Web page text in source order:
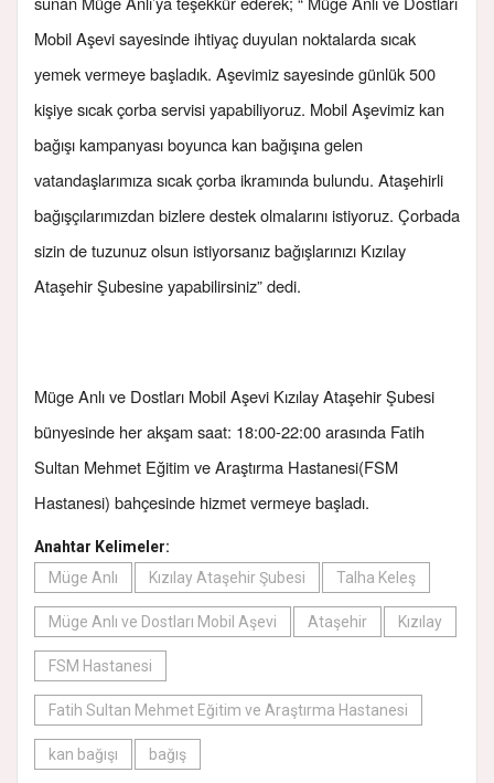
Mobil Aşevi sayesinde ihtiyaç duyulan noktalarda sıcak
yemek vermeye başladık. Aşevimiz sayesinde günlük 500
kişiye sıcak çorba servisi yapabiliyoruz. Mobil Aşevimiz kan
bağışı kampanyası boyunca kan bağışına gelen
vatandaşlarımıza sıcak çorba ikramında bulundu. Ataşehirli
bağışçılarımızdan bizlere destek olmalarını istiyoruz. Çorbada
sizin de tuzunuz olsun istiyorsanız bağışlarınızı Kızılay
Ataşehir Şubesine yapabilirsiniz” dedi.
Müge Anlı ve Dostları Mobil Aşevi Kızılay Ataşehir Şubesi
bünyesinde her akşam saat: 18:00-22:00 arasında Fatih
Sultan Mehmet Eğitim ve Araştırma Hastanesi(FSM
Hastanesi) bahçesinde hizmet vermeye başladı.
Anahtar Kelimeler:
Müge Anlı
Kızılay Ataşehir Şubesi Talha Keleş
Müge Anlı ve Dostları Mobil Aşevi Ataşehir Kızılay
FSM Hastanesi
Fatih Sultan Mehmet Eğitim ve Araştırma Hastanesi
kan bağışı bağış